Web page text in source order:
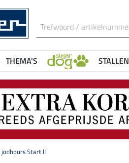
THEMA'S STALLEN
jodhpurs Start II